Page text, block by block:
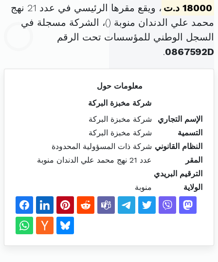
18000 د.ت
، ويقع مقرها الرئيسي في عدد 21 نهج
محمد علي الدندان منوبة ()، الشركة مسجلة في
السجل الوطني للمؤسسات تحت الرقم
0867592D
.
معلومات حول
شركة مخبزة البركة
الإسم التجاري
شركة مخبزة البركة
التسمية
شركة مخبزة البركة
النظام القانوني شركة ذات المسؤولية المحدودة
المقر
عدد 21 نهج محمد علي الدندان منوبة
الترقيم البريدي
الولاية
منوبة